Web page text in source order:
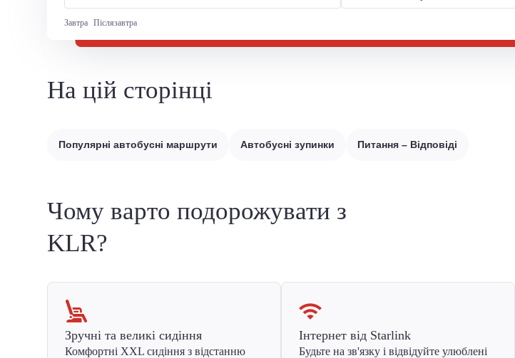
Завтра Післязавтра
На цій сторінці
Популярні автобусні маршрути Автобусні зупинки Питання – Відповіді
Чому варто подорожувати з
KLR?
Зручні та великі сидіння
Комфортні XXL сидіння з відстанню
Інтернет від Starlink
Будьте на зв'язку і відвідуйте улюблені